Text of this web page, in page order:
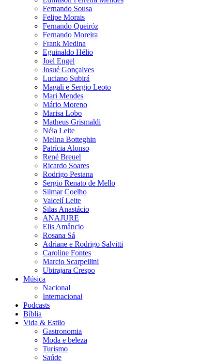
Fernando Sousa
Felipe Morais
Fernando Queiróz
Fernando Moreira
Frank Medina
Eguinaldo Hélio
Joel Engel
Josué Gonçalves
Luciano Subirá
Magali e Sergio Leoto
Mari Mendes
Mário Moreno
Marisa Lobo
Matheus Grismaldi
Néia Leite
Melina Botteghin
Patrícia Alonso
René Breuel
Ricardo Soares
Rodrigo Pestana
Sergio Renato de Mello
Silmar Coelho
Valcelí Leite
Silas Anastácio
ANAJURE
Elis Amâncio
Rosana Sá
Adriane e Rodrigo Salvitti
Caroline Fontes
Marcio Scarpellini
Ubirajara Crespo
Música
Nacional
Internacional
Podcasts
Bíblia
Vida & Estilo
Gastronomia
Moda e beleza
Turismo
Saúde